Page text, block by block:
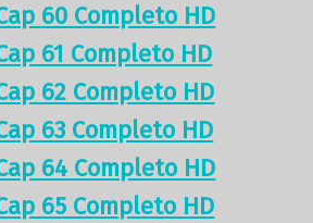
60 Completo HD
61 Completo HD
62 Completo HD
63 Completo HD
64 Completo HD
65 Completo HD